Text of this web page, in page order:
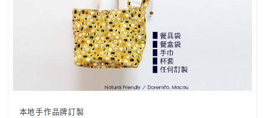
本地手作品牌訂製